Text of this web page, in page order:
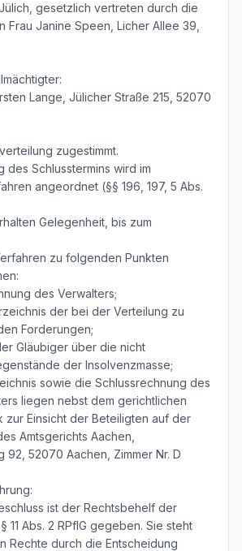
gesetzlich vertreten durch die
Frau Janine Speen, Licher Allee 39,
Lange, Jülicher Straße 215, 52070
zugestimmt.
des Schlusstermins wird im
angeordnet (§§ 196, 197, 5 Abs.
Gelegenheit, bis zum
zu folgenden Punkten
des Verwalters;
der bei der Verteilung zu
Forderungen;
Gläubiger über die nicht
der Insolvenzmasse;
sowie die Schlussrechnung des
liegen nebst dem gerichtlichen
zur Einsicht der Beteiligten auf der
Amtsgerichts Aachen,
92, 52070 Aachen, Zimmer Nr. D
ist der Rechtsbehelf der
11 Abs. 2 RPflG gegeben. Sie steht
Rechte durch die Entscheidung